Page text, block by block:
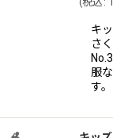
キ
さ
服
す